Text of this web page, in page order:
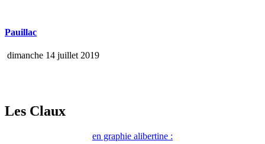
Pauillac
dimanche 14 juillet 2019
Les Claux
en graphie alibertine :